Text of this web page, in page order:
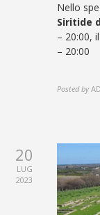
Nello
Siritide
– 20:00, il
– 20:00
Posted by
20
LUG
2023